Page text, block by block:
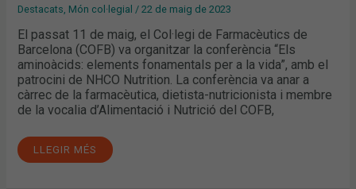
Destacats Món col·legial /22 de maig de 2023
El passat 11 de maig, el Col·legi de Farmacèutics de
Barcelona (COFB) va organitzar la conferència “Els
aminoàcids: elements fonamentals per a la vida”, amb el
patrocini de NHCO Nutrition. La conferència va anar a
càrrec de la farmacèutica, dietista-nutricionista i membre
de la vocalia d’Alimentació i Nutrició del COFB,
LLEGIR MÉS